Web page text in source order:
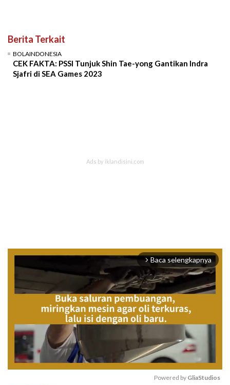
Berita Terkait
BOLAINDONESIA
CEK FAKTA: PSSI Tunjuk Shin Tae-yong Gantikan Indra
Sjafri di SEA Games 2023
arrow_forward_ios Baca selengkapnya
Powered by GliaStudios